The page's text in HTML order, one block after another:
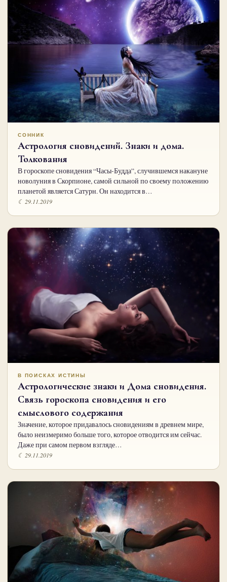
СОННИК
Астрология сновидений. Знаки и дома.
Толкования
В гороскопе сновидения “Часы-Будда”, случившемся накануне
новолуния в Скорпионе, самой сильной по своему положению
планетой является Сатурн. Он находится в…
☾ 29.11.2019
В ПОИСКАХ ИСТИНЫ
Астрологические знаки и Дома сновидения.
Связь гороскопа сновидения и его
смыслового содержания
Значение, которое придавалось сновидениям в древнем мире,
было неизмеримо больше того, которое отводится им сейчас.
Даже при самом первом взгляде…
☾ 29.11.2019